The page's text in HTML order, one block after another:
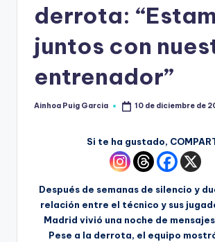
derrota:
juntos con
entrenador”
Ainhoa Puig Garcia 10 de diciembre de
Si te ha gustado,
Después de semanas de silencio y
relación entre el técnico y sus
Madrid vivió una noche de
Pese a la derrota, el equipo